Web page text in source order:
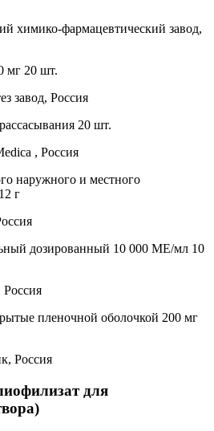
химико-фармацевтический завод,
мг 20 шт.
завод, Россия
20 шт.
, Россия
наружного и местного
г
дозированный 10 000 МЕ/мл 10
пленочной оболочкой 200 мг
Россия
для